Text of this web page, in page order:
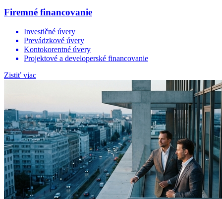
Firemné financovanie
Investičné úvery
Prevádzkové úvery
Kontokorentné úvery
Projektové a developerské financovanie
Zistiť viac